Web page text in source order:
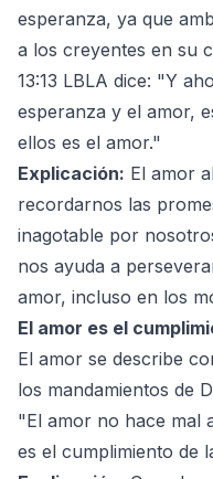
esperanza, ya que
a los creyentes en su
13:13 LBLA dice: "Y
esperanza y el amor,
ellos es el amor."
Explicación: El amor
recordarnos las
inagotable por
nos ayuda a
amor, incluso en los
El amor es el
El amor se describe
los mandamientos de
"El amor no hace mal
es el cumplimiento de